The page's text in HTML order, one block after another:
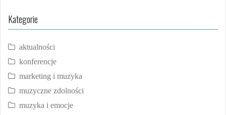
Kategorie
aktualności
konferencje
marketing i muzyka
muzyczne zdolności
muzyka i emocje